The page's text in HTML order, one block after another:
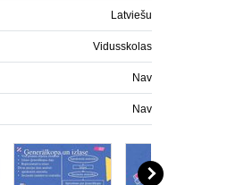
Latviešu
Vidusskolas
Nav
Nav